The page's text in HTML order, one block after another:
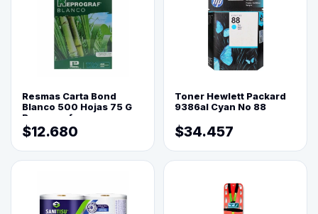
Resmas Carta Bond
Blanco 500 Hojas 75 G
Reprograf.
$12.680
Toner Hewlett Packard
9386al Cyan No 88
$34.457